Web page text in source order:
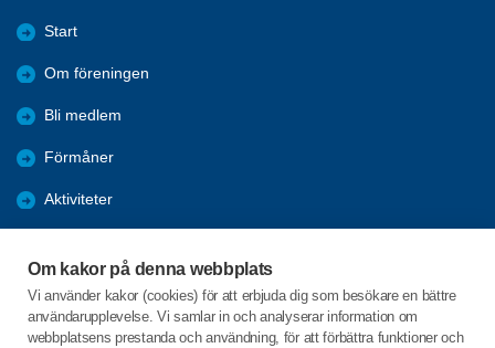
Om kakor på denna webbplats
Vi använder kakor (cookies) för att erbjuda dig som besökare en bättre
användarupplevelse. Vi samlar in och analyserar information om
webbplatsens prestanda och användning, för att förbättra funktioner och
Start
Om föreningen
Bli medlem
Förmåner
Aktiviteter
Referat